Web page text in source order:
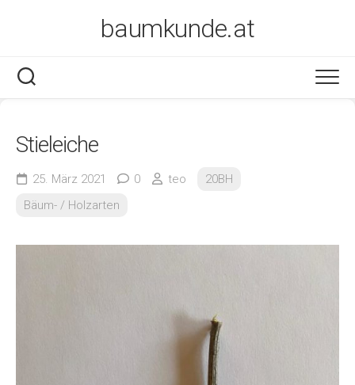
baumkunde.at
Stieleiche
25. März 2021 0 teo
20BH
Bäum- / Holzarten